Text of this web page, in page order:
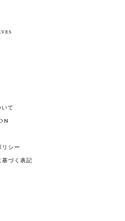
て
シー
づく表記